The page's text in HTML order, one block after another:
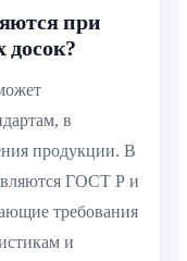
при
в
продукции. В
ГОСТ Р и
требования
и